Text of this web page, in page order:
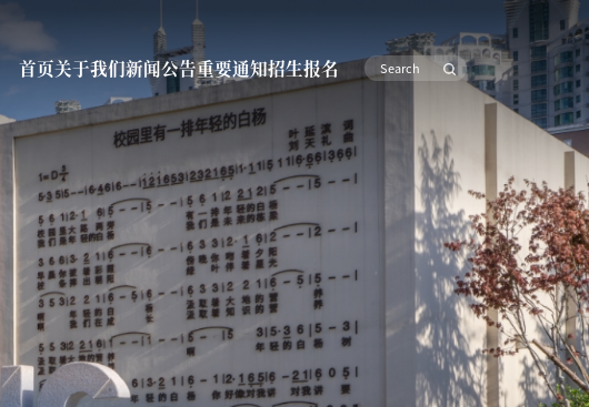
首页关于我们新闻公告重要通知招生报名